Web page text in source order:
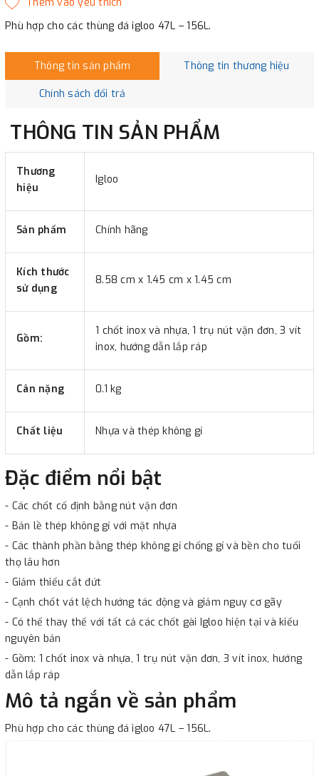
Phù hợp cho các thùng đá igloo 47L – 156L.
Thông tin sản phẩm Thông tin thương hiệu
Chính sách đổi trả
THÔNG TIN SẢN PHẨM
Thương
hiệu
Igloo
Sản phẩm Chính hãng
Kích thước
sử dụng
8.58 cm x 1.45 cm x 1.45 cm
Gồm:
1 chốt inox và nhựa, 1 trụ nút vặn đơn, 3 vít
inox, hướng dẫn lắp ráp
Cân nặng 0.1 kg
Chất liệu Nhựa và thép không gỉ
Đặc điểm nổi bật
- Các chốt cố định bằng nút vặn đơn
- Bản lề thép không gỉ với mặt nhựa
- Các thành phần bằng thép không gỉ chống gỉ và bền cho tuổi
thọ lâu hơn
- Giảm thiểu cắt đứt
- Cạnh chốt vát lệch hướng tác động và giảm nguy cơ gãy
- Có thể thay thế với tất cả các chốt gài Igloo hiện tại và kiểu
nguyên bản
- Gồm: 1 chốt inox và nhựa, 1 trụ nút vặn đơn, 3 vít inox, hướng
dẫn lắp ráp
Mô tả ngắn về sản phẩm
Phù hợp cho các thùng đá igloo 47L – 156L.